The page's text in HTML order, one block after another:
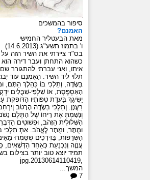
סיפור בהמשכים
האמנם?
מאת הבעטליר החמישי
ו' בתמוז תשע"ג (14.6.2013)
בס"ד ציירתי את השיר הזה
כשהוא התחתן ועבר דירה
איתו, ואני עברתי להתגורר
תלוי ליד השיר. הַאֻמְנָם עוֹד
בַּשָּׂדֶה, וְתֵלְכִי בּוֹ כַּהֵלֶךְ הַתָּם,
הָאַסְפֶּסֶת, אוֹ שִׁלְפֵי-שִׁבֳּלִים
יַשִּׂיגֵךְ בַּעֲדַת טִפּוֹתָיו הַדּוֹפֶקֶת
רַעֲנָן. וְתֵלְכִי בַּשָּׂדֶה הָרָטֹב
וְנָשַׁמְתְּ אֶת רֵיחוֹ שֶׁל הַתֶּלֶם
הַשְּׁלוּלִית הַזָּהֹב, וּפְשׁוּטִים
וּמֻתָּר, וּמֻתָּר לֶאֱהֹב. אַתְּ
הַשְּׂרֵפוֹת, בַּדְּרָכִים שֶׁסָּמְרוּ
עֲנָוָה וְנִכְנַעַת כְּאַחַד הַדְּשָׁאִים,
תמיד יוצא טוב יותר בצילום
,20130614110419.jpg
המשך...
7